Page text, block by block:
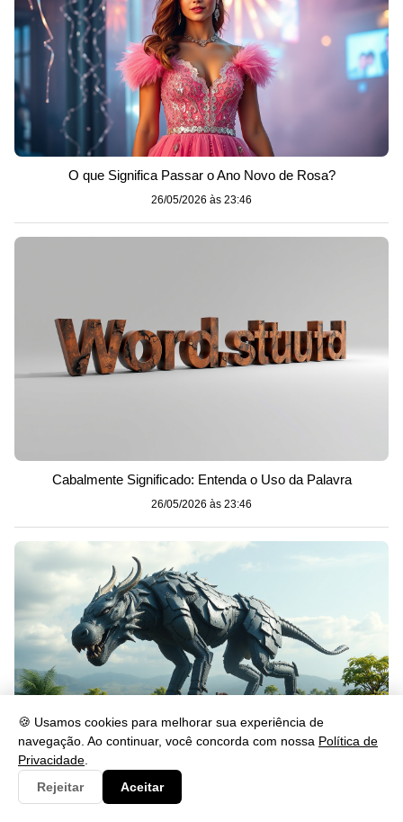
🍪 Usamos cookies para melhorar sua experiência de
navegação. Ao continuar, você concorda com nossa Política de
Privacidade
Rejeitar
Aceitar
O que Significa Passar o Ano Novo de Rosa?
26/05/2026 às 23:46
Cabalmente Significado: Entenda o Uso da Palavra
26/05/2026 às 23:46
Gerou: Significado, Uso e Exemplos na Língua Portuguesa